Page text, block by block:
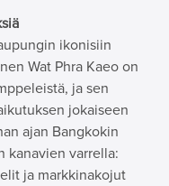
ikonisiin
Wat Phra Kaeo on
ja sen
jokaiseen
ajan Bangkokin
kanavien varrella:
ja markkinakojut